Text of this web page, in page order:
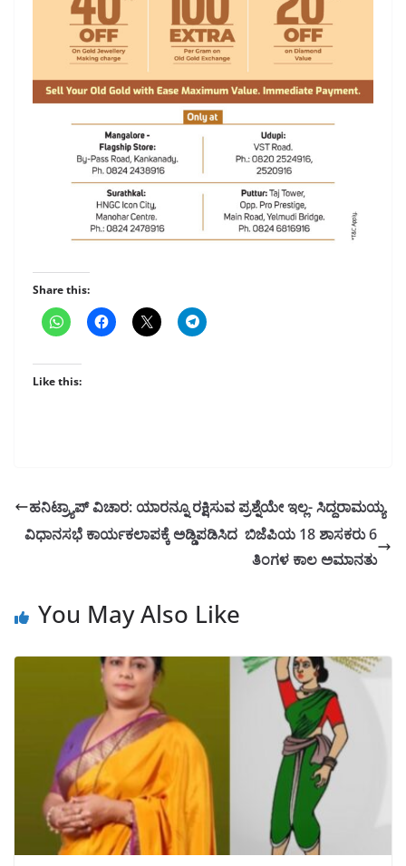
Share this:
Like this:
ಹನಿಟ್ರ್ಯಾಪ್ ವಿಚಾರ: ಯಾರನ್ನೂ ರಕ್ಷಿಸುವ ಪ್ರಶ್ನೆಯೇ ಇಲ್ಲ- ಸಿದ್ದರಾಮಯ್ಯ
ವಿಧಾನಸಭೆ ಕಾರ್ಯಕಲಾಪಕ್ಕೆ ಅಡ್ಡಿಪಡಿಸಿದ ಬಿಜೆಪಿಯ 18 ಶಾಸಕರು 6
ತಿಂಗಳ ಕಾಲ ಅಮಾನತು
You May Also Like